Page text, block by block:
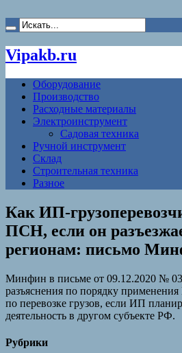
Vipakb.ru
Оборудование
Производство
Расходные материалы
Электроинструмент
Садовая техника
Ручной инструмент
Склад
Строительная техника
Разное
Как ИП-
ПСН, если он
регионам: письмо
Минфин в письме от 09.12.2020 №
разъяснения по порядку
по перевозке грузов, если ИП
деятельность в другом субъекте РФ.
Рубрики